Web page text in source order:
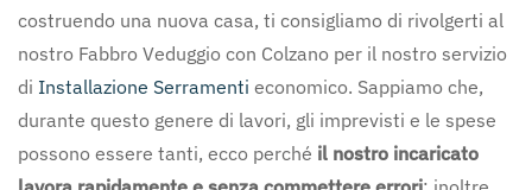
costruendo una nuova casa, ti consigliamo di rivolgerti al
nostro Fabbro Veduggio con Colzano per il nostro servizio
di Installazione Serramenti economico. Sappiamo che,
durante questo genere di lavori, gli imprevisti e le spese
possono essere tanti, ecco perché il nostro incaricato